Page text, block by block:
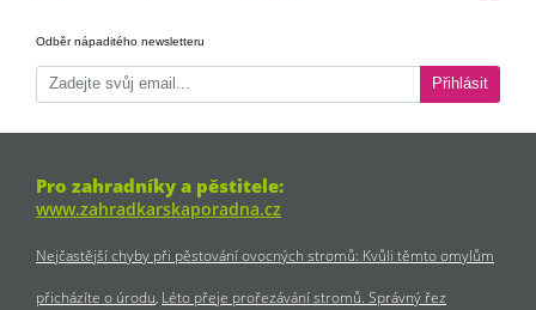
Odběr nápaditého newsletteru
Přihlásit
Pro zahradníky a pěstitele:
www.zahradkarskaporadna.cz
Nejčastější chyby při pěstování ovocných stromů: Kvůli těmto omylům
přicházíte o úrodu Léto přeje prořezávání stromů. Správný řez